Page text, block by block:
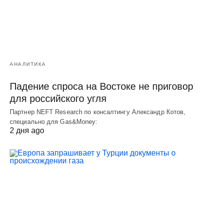
АНАЛИТИКА
Падение спроса на Востоке не приговор
для российского угля
Партнер NEFT Research по консалтингу Александр Котов,
специально для Gas&Money:
2 дня ago